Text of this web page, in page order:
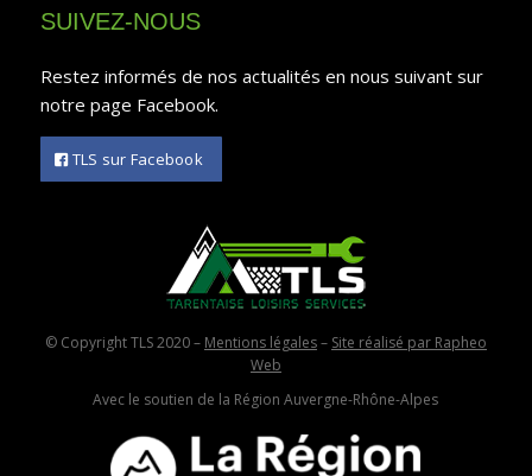
SUIVEZ-NOUS
Restez informés de nos actualités en nous suivant sur
notre page Facebook.
TLS sur Facebook
© Copyright TLS 2020 – Mentions légales– Site réalisé par Rapheo
Web
Avec le soutien de la Région Auvergne-Rhône-Alpes